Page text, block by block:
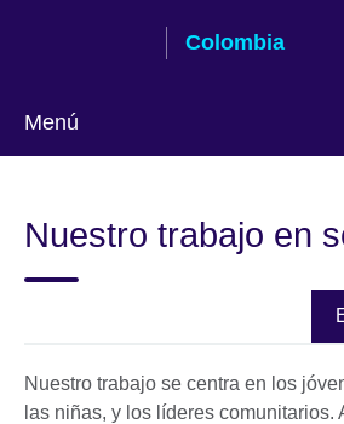
Colombia
Menú
idioma
Nuestro trabajo en
Nuestro trabajo se centra en los
las niñas, y los líderes comunitarios.